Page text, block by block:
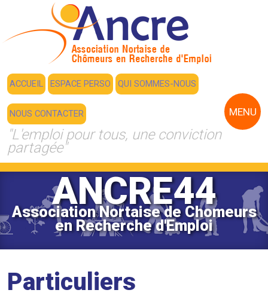
MENU
ACCUEIL ESPACE PERSO QUI SOMMES-NOUS
NOUS CONTACTER
"L'emploi pour tous, une conviction
partagée"
ANCRE44
Association Nortaise de Chomeurs
en Recherche d'Emploi
Particuliers